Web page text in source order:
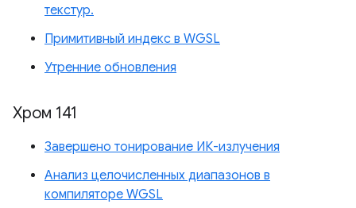
текстур.
Примитивный индекс в WGSL
Утренние обновления
Хром 141
Завершено тонирование ИК-излучения
Анализ целочисленных диапазонов в
компиляторе WGSL